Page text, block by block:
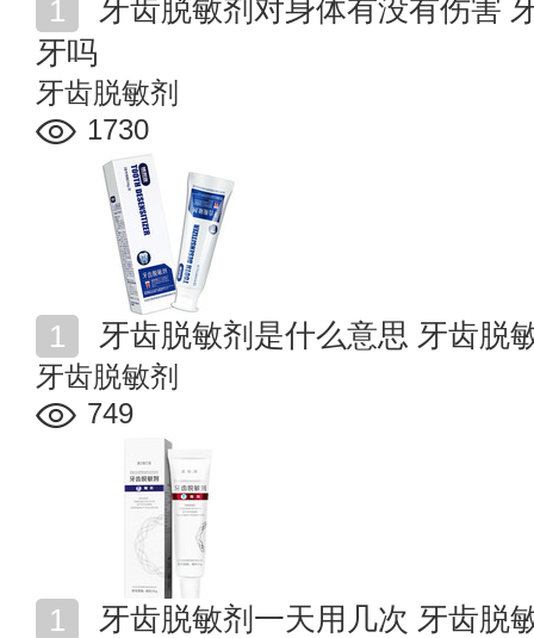
牙吗
牙齿脱敏剂
1730
牙齿脱敏剂是什么意思 牙齿脱
牙齿脱敏剂
749
牙齿脱敏剂一天用几次 牙齿脱